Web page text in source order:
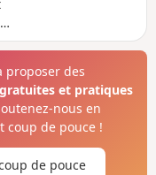
proposer des
et pratiques
nous en
coup de pouce !
de pouce